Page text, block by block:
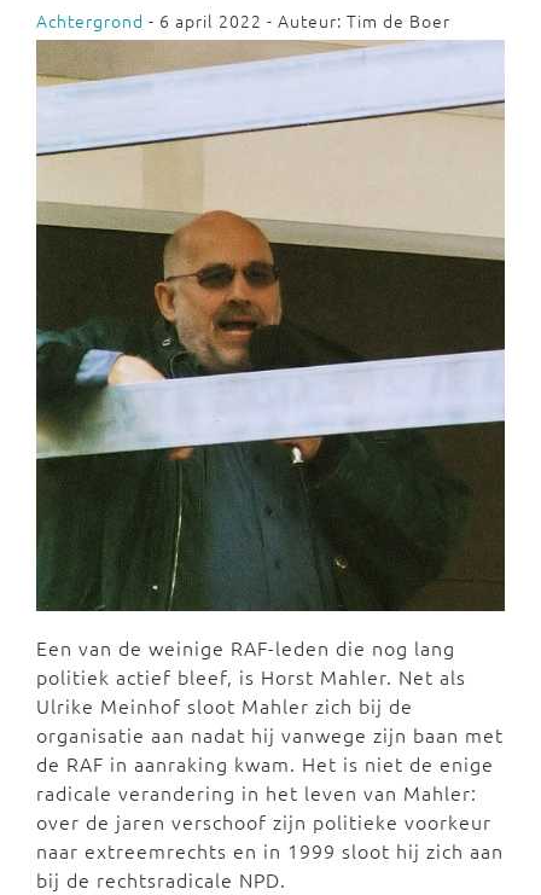
Achtergrond - 6 april 2022 - Auteur: Tim de Boer
Een van de weinige RAF-leden die nog lang
politiek actief bleef, is Horst Mahler. Net als
Ulrike Meinhof sloot Mahler zich bij de
organisatie aan nadat hij vanwege zijn baan met
de RAF in aanraking kwam. Het is niet de enige
radicale verandering in het leven van Mahler:
over de jaren verschoof zijn politieke voorkeur
naar extreemrechts en in 1999 sloot hij zich aan
bij de rechtsradicale NPD.